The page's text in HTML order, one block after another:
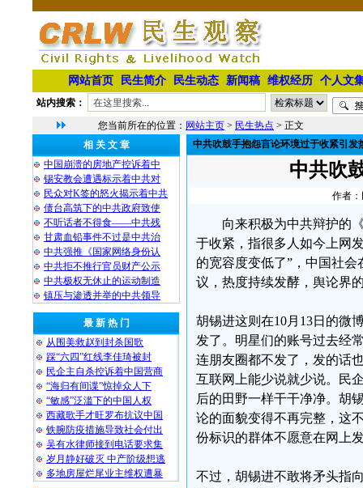
网站首页 民生简介 民生动态 新闻稿 维权经历 个人文
站内搜索：
您当前所在的位置： 网站主页 > 民生热点 > 正文
相 关 文 章
中国崩溃的房地产控诉着中
锡安教会遭遇标示着中共对
民众对K签的怒火揭示着中共
债台高筑下的中共政府致使
不听话者不得食——中共残
甘肃血铅事件不过是中共治
中共强推《国家网络身份认
中共拒不推行官员财产公示
中共极权无休止的运动制造
镇压与渗透并举的中共领导
最 新 热 门
从围美救赵到封杀国歌
踩“六四”红线李佳琦被封
民企主自杀控诉着中国营商
“海归有间谍”惊掉众人下
“敏感”泛滥下的中国人权
西藏歌手才旺罗布抗议中国
铁腕防疫措施导致社会付出
吴有水律师接到电话要求集
岁月静好破灭 中产阶级想逃
多地房屋烂尾业主维权遭暴
中共吹鼓手抱怨言论环境过于收紧引发
中共吹
作者：
向来积极为中共辩护的
于收紧，指很多人如今上网
的宽容度变低了”，中国社
议，热度持续发酵，舆论界
胡锡进这则在10月13日的微
发了。明星们的账号过去经
连朋友圈都不发了，发的话
互联网上能少说就少说。民
后的田野一样干干净净。胡
论的面貌变得不再完整，这
份标识的群体不愿意在网上
不过，胡锡进不敢将矛头指